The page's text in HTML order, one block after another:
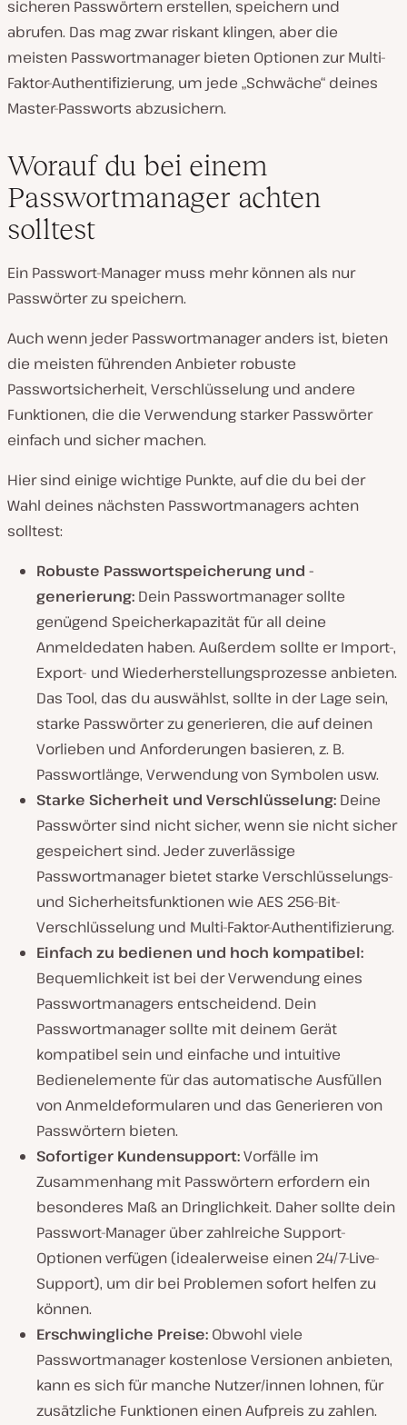
sicheren Passwörtern erstellen, speichern und
abrufen. Das mag zwar riskant klingen, aber die
meisten Passwortmanager bieten Optionen zur Multi-
Faktor-Authentifizierung, um jede „Schwäche“ deines
Master-Passworts abzusichern.
Worauf du bei einem
Passwortmanager achten
solltest
Ein Passwort-Manager muss mehr können als nur
Passwörter zu speichern.
Auch wenn jeder Passwortmanager anders ist, bieten
die meisten führenden Anbieter robuste
Passwortsicherheit, Verschlüsselung und andere
Funktionen, die die Verwendung starker Passwörter
einfach und sicher machen.
Hier sind einige wichtige Punkte, auf die du bei der
Wahl deines nächsten Passwortmanagers achten
solltest:
Robuste Passwortspeicherung und -
generierung: Dein Passwortmanager sollte
genügend Speicherkapazität für all deine
Anmeldedaten haben. Außerdem sollte er Import-,
Export- und Wiederherstellungsprozesse anbieten.
Das Tool, das du auswählst, sollte in der Lage sein,
starke Passwörter zu generieren, die auf deinen
Vorlieben und Anforderungen basieren, z. B.
Passwortlänge, Verwendung von Symbolen usw.
Starke Sicherheit und Verschlüsselung: Deine
Passwörter sind nicht sicher, wenn sie nicht sicher
gespeichert sind. Jeder zuverlässige
Passwortmanager bietet starke Verschlüsselungs-
und Sicherheitsfunktionen wie AES 256-Bit-
Verschlüsselung und Multi-Faktor-Authentifizierung.
Einfach zu bedienen und hoch kompatibel:
Bequemlichkeit ist bei der Verwendung eines
Passwortmanagers entscheidend. Dein
Passwortmanager sollte mit deinem Gerät
kompatibel sein und einfache und intuitive
Bedienelemente für das automatische Ausfüllen
von Anmeldeformularen und das Generieren von
Passwörtern bieten.
Sofortiger Kundensupport:Vorfälle im
Zusammenhang mit Passwörtern erfordern ein
besonderes Maß an Dringlichkeit. Daher sollte dein
Passwort-Manager über zahlreiche Support-
Optionen verfügen (idealerweise einen 24/7-Live-
Support), um dir bei Problemen sofort helfen zu
können.
Erschwingliche Preise: Obwohl viele
Passwortmanager kostenlose Versionen anbieten,
kann es sich für manche Nutzer/innen lohnen, für
zusätzliche Funktionen einen Aufpreis zu zahlen.